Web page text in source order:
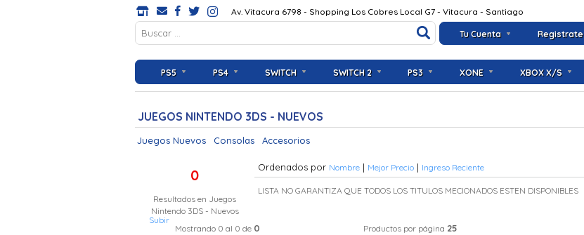
Tu Cuenta Registrate
Av. Vitacura 6798 - Shopping Los Cobres Local G7 - Vitacura - Santiago
PS5 PS4 SWITCH SWITCH 2 PS3 XONE XBOX X/S
JUEGOS NINTENDO 3DS - NUEVOS
Juegos Nuevos Consolas Accesorios
0
Resultados en Juegos
Nintendo 3DS - Nuevos
Ordenados por Nombre | Mejor Precio | Ingreso Reciente
LISTA NO GARANTIZA QUE TODOS LOS TITULOS MECIONADOS ESTEN DISPONIBLES
Subir
Mostrando 0 al 0 de 0 Productos por página 25